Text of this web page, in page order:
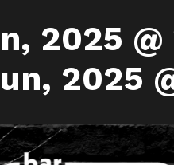
2025 @
2025